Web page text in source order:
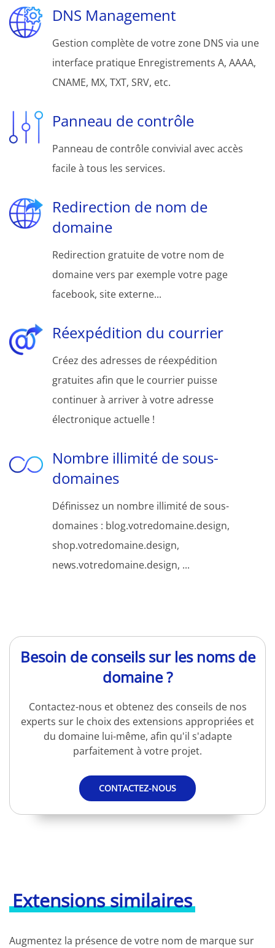
DNS Management
Gestion complète de votre zone DNS via une
interface pratique Enregistrements A, AAAA,
CNAME, MX, TXT, SRV, etc.
Panneau de contrôle
Panneau de contrôle convivial avec accès
facile à tous les services.
Redirection de nom de
domaine
Redirection gratuite de votre nom de
domaine vers par exemple votre page
facebook, site externe...
Réexpédition du courrier
Créez des adresses de réexpédition
gratuites afin que le courrier puisse
continuer à arriver à votre adresse
électronique actuelle !
Nombre illimité de sous-
domaines
Définissez un nombre illimité de sous-
domaines : blog.votredomaine.design,
shop.votredomaine.design,
news.votredomaine.design, ...
Besoin de conseils sur les noms de
domaine ?
Contactez-nous et obtenez des conseils de nos
experts sur le choix des extensions appropriées et
du domaine lui-même, afin qu'il s'adapte
parfaitement à votre projet.
CONTACTEZ-NOUS
Extensions similaires
Augmentez la présence de votre nom de marque sur